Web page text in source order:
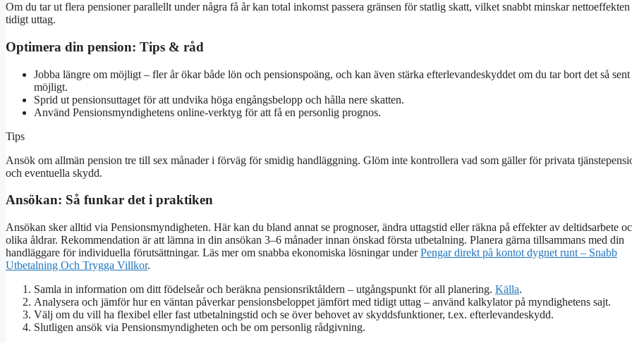
Om du tar ut flera pensioner parallellt under några få år kan total inkomst passera gränsen för statlig skatt, vilket snabbt minskar nettoeffekten
tidigt uttag.
Optimera din pension: Tips & råd
Jobba längre om möjligt – fler år ökar både lön och pensionspoäng, och kan även stärka efterlevandeskyddet om du tar bort det så sent
möjligt.
Sprid ut pensionsuttaget för att undvika höga engångsbelopp och hålla nere skatten.
Använd Pensionsmyndighetens online-verktyg för att få en personlig prognos.
Tips
Ansök om allmän pension tre till sex månader i förväg för smidig handläggning. Glöm inte kontrollera vad som gäller för privata
och eventuella skydd.
Ansökan: Så funkar det i praktiken
Ansökan sker alltid via Pensionsmyndigheten. Här kan du bland annat se prognoser, ändra uttagstid eller räkna på effekter av deltidsarbete
olika åldrar. Rekommendation är att lämna in din ansökan 3–6 månader innan önskad första utbetalning. Planera gärna tillsammans med din
handläggare för individuella förutsättningar. Läs mer om snabba ekonomiska lösningar underPengar direkt på kontot dygnet runt – Snabb
Utbetalning Och Trygga Villkor.
Samla in information om ditt födelseår och beräkna pensionsriktåldern – utgångspunkt för all planering. Källa.
Analysera och jämför hur en väntan påverkar pensionsbeloppet jämfört med tidigt uttag – använd kalkylator på myndighetens sajt.
Välj om du vill ha flexibel eller fast utbetalningstid och se över behovet av skyddsfunktioner, t.ex. efterlevandeskydd.
Slutligen ansök via Pensionsmyndigheten och be om personlig rådgivning.